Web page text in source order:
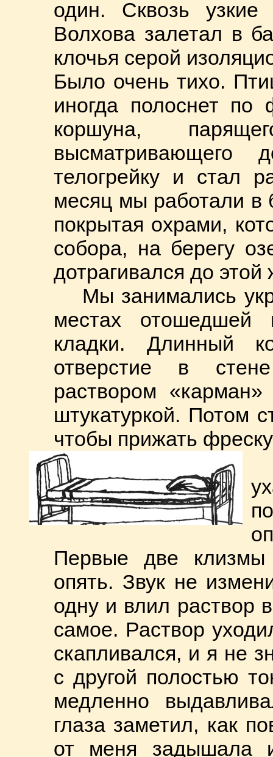
один. Сквозь
Волхова залетал в
клочья серой
Было очень тихо.
иногда полоснет по
коршуна,
телогрейку и стал
месяц мы работали в
покрытая охрами,
собора, на берегу
дотрагивался до этой
Мы занимались
местах отошедшей
кладки. Длинный
отверстие в
раствором
штукатуркой. Потом
чтобы прижать
Первые две
опять. Звук не
одну и влил раствор
самое. Раствор
скапливался, и я не
с другой полостью
медленно
глаза заметил, как
от меня задышала